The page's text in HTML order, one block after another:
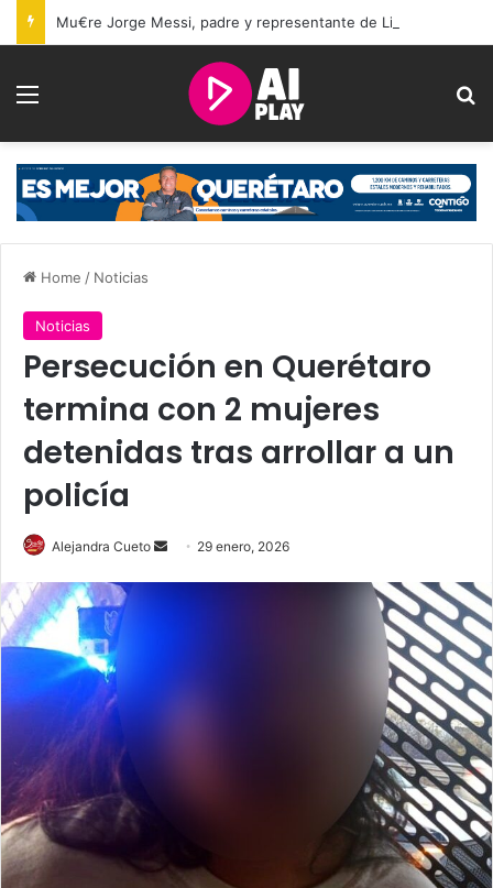
Menu
Home / Noticias
Noticias
Persecución en Querétaro
termina con 2 mujeres
detenidas tras arrollar a un
policía
Alejandra Cueto
Send 29 enero, 2026